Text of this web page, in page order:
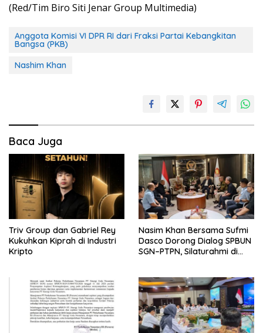
(Red/Tim Biro Siti Jenar Group Multimedia)
Anggota Komisi VI DPR RI dari Fraksi Partai Kebangkitan
Bangsa (PKB)
Nashim Khan
Baca Juga
Triv Group dan Gabriel Rey
Kukuhkan Kiprah di Industri
Kripto
Nasim Khan Bersama Sufmi
Dasco Dorong Dialog SPBUN
SGN–PTPN, Silaturahmi di